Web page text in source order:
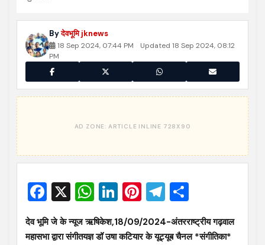
Byदेवभूमि jknews
18 Sep 2024, 07:44 PM
Updated 18 Sep 2024, 08:12
PM
Facebook
X WhatsApp
LinkedIn
Pinterest
Telegram
देव भूमि जे के न्यूज ऋषिकेश,18/09/2024-अंतरराष्ट्रीय गढ़वाल
महासभा द्वारा संगीतयज्ञ डॉ उषा कटियार के यूट्यूब चैनल *संगीतिका*